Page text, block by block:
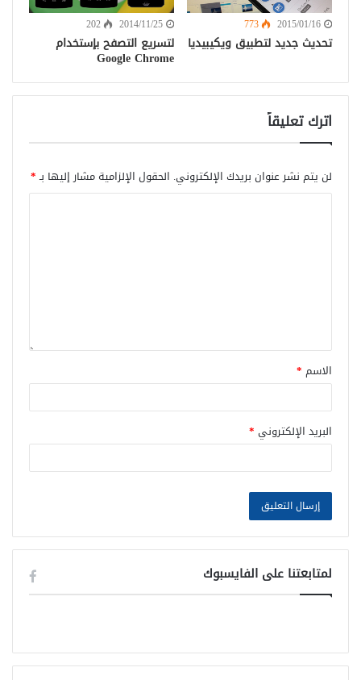
2015/01/16
773
تحديث جديد لتطبيق ويكيبيديا
2014/11/25
202
لتسريع التصفح بإستخدام
Google Chrome
اترك تعليقاً
لن يتم نشر عنوان بريدك الإلكتروني. الحقول الإلزامية مشار إليها بـ*
الاسم *
البريد الإلكتروني *
لمتابعتنا على الفايسبوك